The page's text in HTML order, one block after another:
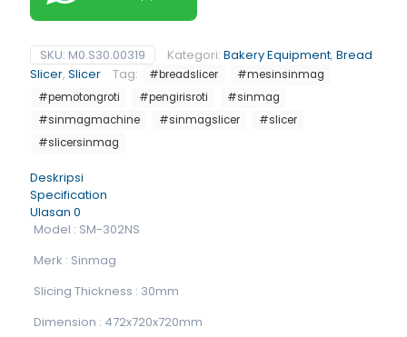
SKU: M0.S30.00319 Kategori: Bakery Equipment, Bread
Slicer, Slicer Tag: #breadslicer
#mesinsinmag
#pemotongroti
#pengirisroti
#sinmag
#sinmagmachine
#sinmagslicer
#slicer
#slicersinmag
Deskripsi
Specification
Ulasan 0
Model : SM-302NS
Merk : Sinmag
Slicing Thickness : 30mm
Dimension : 472x720x720mm